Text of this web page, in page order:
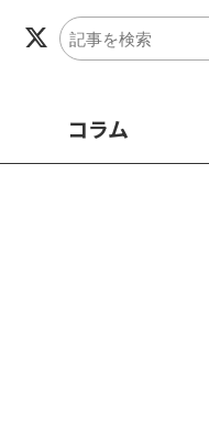
コラム